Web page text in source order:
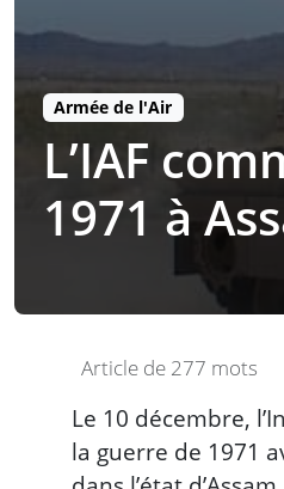
Armée de l'Air
L’IAF
1971 à
Article de 277 mots
Le 10 décembre,
la guerre de 1971